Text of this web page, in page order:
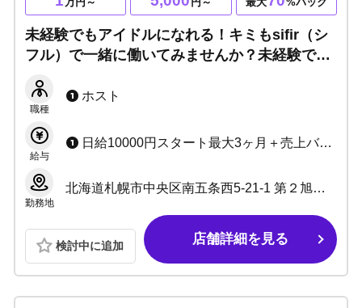
未経験でもアイドルになれる！キミもsifir（シ
フル）で一緒に働いてみませんか？未経験でも
なので自由な服装でOK！まずは体験入店へ！
職種
ホスト
給与
日給10000円スタート最大3ヶ月＋売上バック＋各種賞金 最大70%バック
勤務地
北海道札幌市中央区南五条西5-21-1 第２旭観光ビル
検討中に追加 店舗詳細を見る